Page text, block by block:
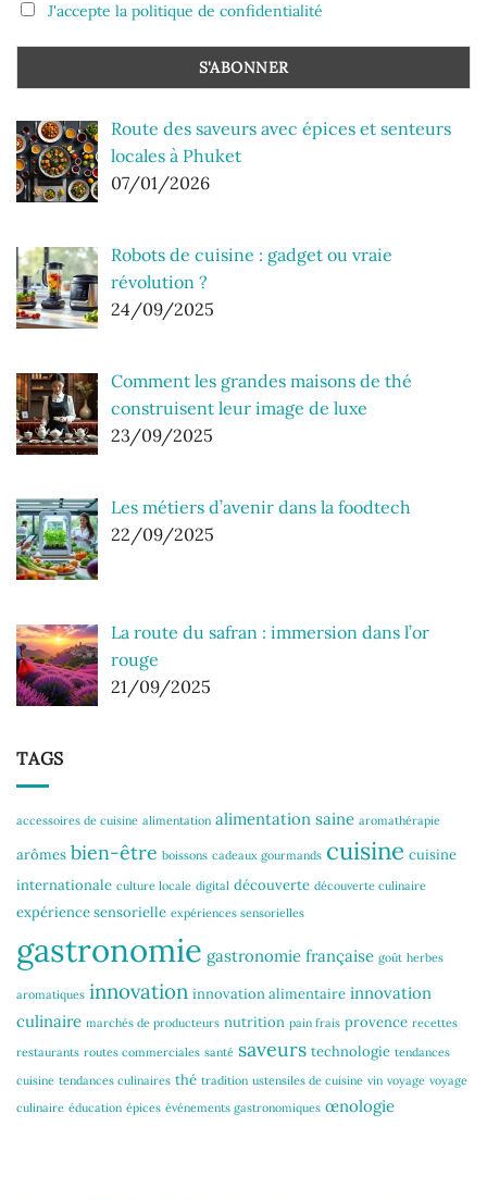
J'accepte la politique de confidentialité
Route des saveurs avec épices et senteurs
locales à Phuket
07/01/2026
Robots de cuisine : gadget ou vraie
révolution ?
24/09/2025
Comment les grandes maisons de thé
construisent leur image de luxe
23/09/2025
Les métiers d’avenir dans la foodtech
22/09/2025
La route du safran : immersion dans l’or
rouge
21/09/2025
TAGS
accessoires de cuisine alimentation alimentation saine aromathérapie
arômes bien-être boissons cadeaux gourmands cuisine cuisine
internationale culture locale digital découverte découverte culinaire
expérience sensorielle expériences sensorielles
gastronomie gastronomie française goût herbes
aromatiques innovation innovation alimentaire innovation
culinaire marchés de producteurs nutrition pain frais provence recettes
restaurants routes commerciales santé saveurs technologie tendances
cuisine tendances culinaires thé tradition ustensiles de cuisine vin voyage voyage
culinaire éducation épices événements gastronomiques œnologie